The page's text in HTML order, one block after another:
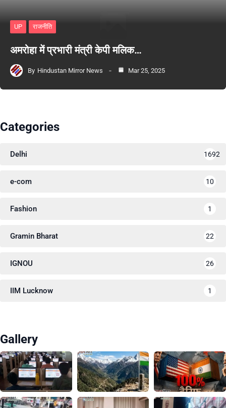
UP राजनीति
अमरोहा में प्रभारी मंत्री केपी मलिक…
By Hindustan Mirror News Mar 25, 2025
Categories
Delhi 1692
e-com 10
Fashion 1
Gramin Bharat 22
IGNOU 26
IIM Lucknow 1
Gallery